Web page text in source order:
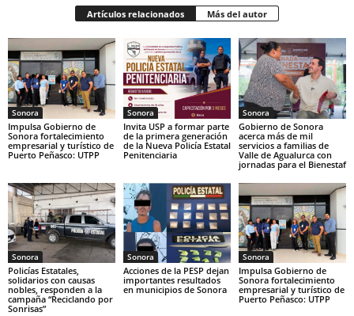
Artículos relacionados Más del autor
Sonora
Impulsa Gobierno de
Sonora fortalecimiento
empresarial y turístico de
Puerto Peñasco: UTPP
Sonora
Invita USP a formar parte
de la primera generación
de la Nueva Policía Estatal
Penitenciaria
Sonora
Gobierno de Sonora
acerca más de mil
servicios a familias de
Valle de Agualurca con
jornadas para el Bienestaf
Sonora
Policías Estatales,
solidarios con causas
nobles, responden a la
campaña “Reciclando por
Sonrisas”
Sonora
Acciones de la PESP dejan
importantes resultados
en municipios de Sonora
Sonora
Impulsa Gobierno de
Sonora fortalecimiento
empresarial y turístico de
Puerto Peñasco: UTPP